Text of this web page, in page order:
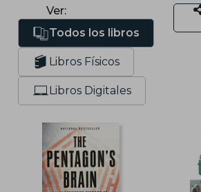
Ver:
Todos los libros
Libros Físicos
Libros Digitales